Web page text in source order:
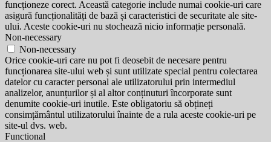
funcționeze corect. Această categorie include numai cookie-uri care
asigură funcționalități de bază și caracteristici de securitate ale site-
ului. Aceste cookie-uri nu stochează nicio informație personală.
Non-necessary
Non-necessary
Orice cookie-uri care nu pot fi deosebit de necesare pentru
funcționarea site-ului web și sunt utilizate special pentru colectarea
datelor cu caracter personal ale utilizatorului prin intermediul
analizelor, anunțurilor și al altor conținuturi încorporate sunt
denumite cookie-uri inutile. Este obligatoriu să obțineți
consimțământul utilizatorului înainte de a rula aceste cookie-uri pe
site-ul dvs. web.
Functional